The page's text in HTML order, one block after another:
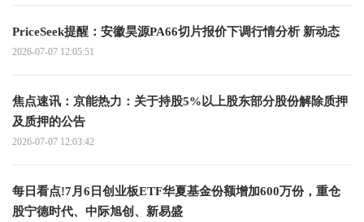
PriceSeek提醒：安徽昊源PA66切片报价下调行情分析 新动态
2026-07-07 12:05:51
焦点速讯：京能热力：关于持股5%以上股东部分股份解除质押
及质押的公告
2026-07-07 12:03:42
每日看点!7月6日创业板ETF华夏基金份额增加600万份，重仓
股宁德时代、中际旭创、新易盛